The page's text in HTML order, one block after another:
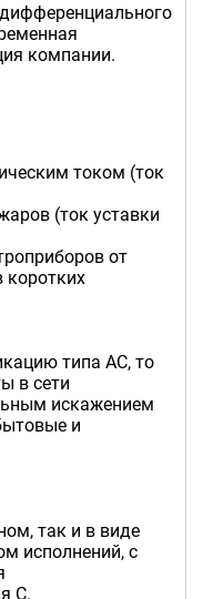
компании.
током (ток
(ток уставки
от
коротких
типа AC, то
в сети
искажением
и
так и в виде
исполнений, с
C.